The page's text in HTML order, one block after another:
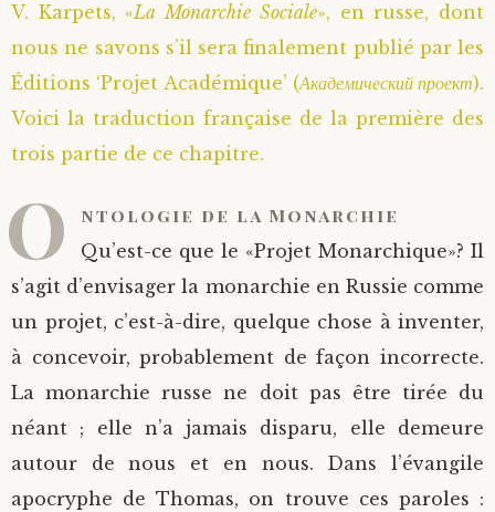
V. Karpets, «La Monarchie Sociale», en russe, dont
nous ne savons s’il sera finalement publié par les
Éditions ‘Projet Académique’ (Академический проект).
Voici la traduction française de la première des
trois partie de ce chapitre.
O ntologie de la Monarchie
Qu’est-ce que le «Projet Monarchique»? Il
s’agit d’envisager la monarchie en Russie comme
un projet, c’est-à-dire, quelque chose à inventer,
à concevoir, probablement de façon incorrecte.
La monarchie russe ne doit pas être tirée du
néant ; elle n’a jamais disparu, elle demeure
autour de nous et en nous. Dans l’évangile
apocryphe de Thomas, on trouve ces paroles :